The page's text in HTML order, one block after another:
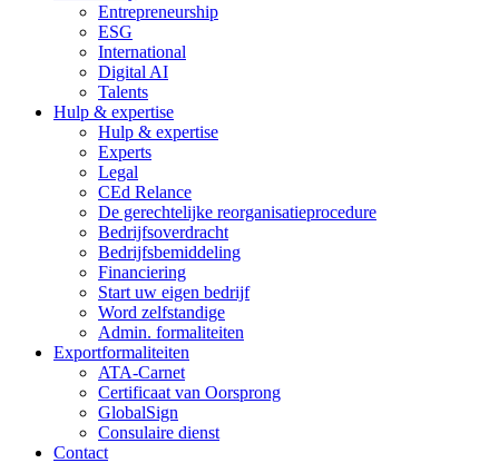
Entrepreneurship
ESG
International
Digital AI
Talents
Hulp & expertise
Hulp & expertise
Experts
Legal
CEd Relance
De gerechtelijke reorganisatieprocedure
Bedrijfsoverdracht
Bedrijfsbemiddeling
Financiering
Start uw eigen bedrijf
Word zelfstandige
Admin. formaliteiten
Exportformaliteiten
ATA-Carnet
Certificaat van Oorsprong
GlobalSign
Consulaire dienst
Contact